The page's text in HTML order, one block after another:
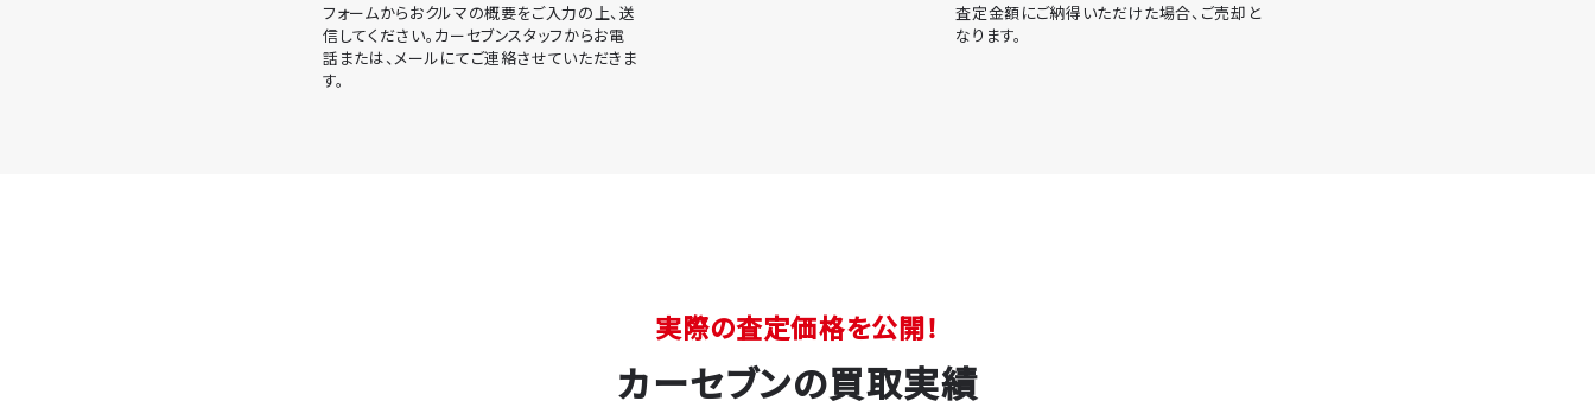
フォームからおクルマの概要をご入力の上、送
信してください。カーセブンスタッフからお電
話または、メールにてご連絡させていただきま
す。
査定金額にご納得いただけた場合、ご売却と
なります。
実際の査定価格を公開！
カーセブンの買取実績